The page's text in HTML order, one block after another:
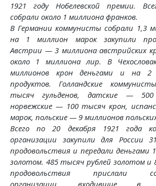
1921 году Нобелевской премии.
собрали около 1 миллиона франков.
В Германии коммунисты собрали 1,3
на 1 миллион марок закупили
Австрии — 3 миллиона австрийских
около 1 миллиона лир. В
миллионов крон деньгами и на 2
продуктов. Голландские
тысяч гульденов, датские —
норвежские — 100 тысяч крон,
марок, польские — 9 миллионов
Всего по 20 декабря 1921 года
организации закупили для России
продовольствия и передали деньгами
золотом. 485 тысяч рублей золотом и
продовольствия прислали